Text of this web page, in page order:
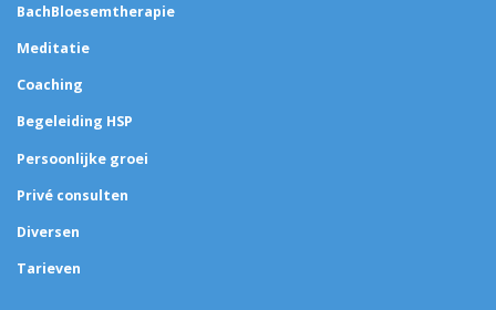
BachBloesemtherapie
Meditatie
Coaching
Begeleiding HSP
Persoonlijke groei
Privé consulten
Diversen
Tarieven